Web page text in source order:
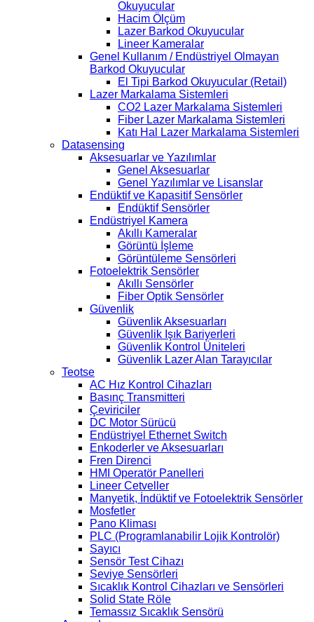
Okuyucular
Hacim Ölçüm
Lazer Barkod Okuyucular
Lineer Kameralar
Genel Kullanım / Endüstriyel Olmayan
Barkod Okuyucular
El Tipi Barkod Okuyucular (Retail)
Lazer Markalama Sistemleri
CO2 Lazer Markalama Sistemleri
Fiber Lazer Markalama Sistemleri
Katı Hal Lazer Markalama Sistemleri
Datasensing
Aksesuarlar ve Yazılımlar
Genel Aksesuarlar
Genel Yazılımlar ve Lisanslar
Endüktif ve Kapasitif Sensörler
Endüktif Sensörler
Endüstriyel Kamera
Akıllı Kameralar
Görüntü İşleme
Görüntüleme Sensörleri
Fotoelektrik Sensörler
Akıllı Sensörler
Fiber Optik Sensörler
Güvenlik
Güvenlik Aksesuarları
Güvenlik Işık Bariyerleri
Güvenlik Kontrol Üniteleri
Güvenlik Lazer Alan Tarayıcılar
Teotse
AC Hız Kontrol Cihazları
Basınç Transmitteri
Çeviriciler
DC Motor Sürücü
Endüstriyel Ethernet Switch
Enkoderler ve Aksesuarları
Fren Direnci
HMI Operatör Panelleri
Lineer Cetveller
Manyetik, İndüktif ve Fotoelektrik Sensörler
Mosfetler
Pano Kliması
PLC (Programlanabilir Lojik Kontrolör)
Sayıcı
Sensör Test Cihazı
Seviye Sensörleri
Sıcaklık Kontrol Cihazları ve Sensörleri
Solid State Röle
Temassız Sıcaklık Sensörü